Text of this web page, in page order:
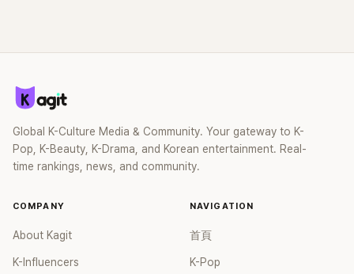
Global K-Culture Media & Community. Your gateway to K-
Pop, K-Beauty, K-Drama, and Korean entertainment. Real-
time rankings, news, and community.
COMPANY
About Kagit
K-Influencers
NAVIGATION
首頁
K-Pop